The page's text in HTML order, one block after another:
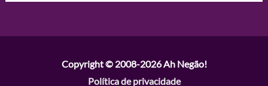
Copyright © 2008-2026Ah Negão!
Política de privacidade